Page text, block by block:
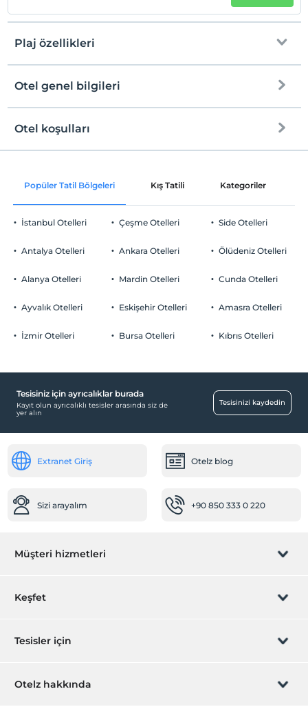
2 yaşına kadar olan bebekler ücretsizdir.
Tesisin ücretsiz çocuk politkası yoktur
Plaj özellikleri
Plaja 3 km mesafededir
Otel genel bilgileri
Otel koşulları
Check/in
Check/out
En geç saat 10:00 ve öncesi
Evcil Hayvan
2 yaşına kadar olan bebekler ücretsizdir.
Popüler Tatil Bölgeleri Kış Tatili Kategoriler
İstanbul Otelleri
Antalya Otelleri
Alanya Otelleri
Ayvalık Otelleri
İzmir Otelleri
Çeşme Otelleri
Ankara Otelleri
Mardin Otelleri
Eskişehir Otelleri
Bursa Otelleri
Side Otelleri
Ölüdeniz Otelleri
Cunda Otelleri
Amasra Otelleri
Kıbrıs Otelleri
Tesisiniz için ayrıcalıklar burada
Kayıt olun ayrıcalıklı tesisler arasında siz de
yer alın
Tesisinizi kaydedin
Extranet Giriş Otelz blog
Sizi arayalım +90 850 333 0 220
Müşteri hizmetleri
Rezervasyon yönet
Keşfet
Hediye Kart
Tesisler için
Hemen tesisinizi ekleyin
Otelz hakkında